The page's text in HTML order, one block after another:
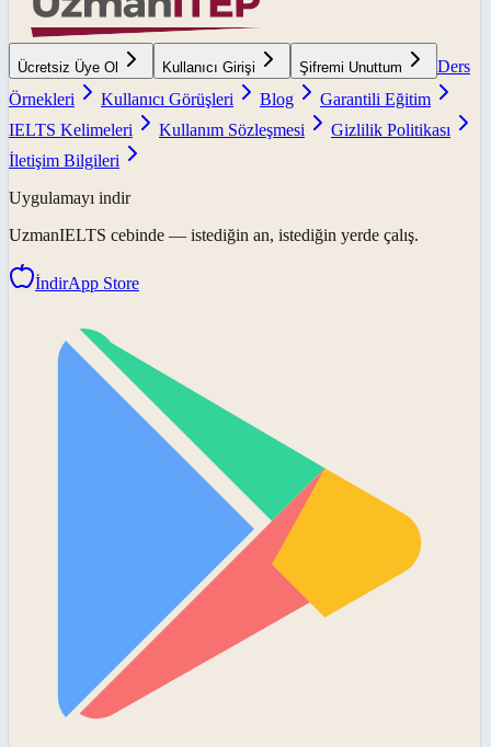
Ücretsiz Üye Ol Kullanıcı Girişi Şifremi Unuttum
Ders
Örnekleri
Kullanıcı Görüşleri Blog
Garantili Eğitim
IELTS Kelimeleri
Kullanım Sözleşmesi
Gizlilik Politikası
İletişim Bilgileri
Uygulamayı indir
UzmanIELTS cebinde — istediğin an, istediğin yerde çalış.
İndirApp Store